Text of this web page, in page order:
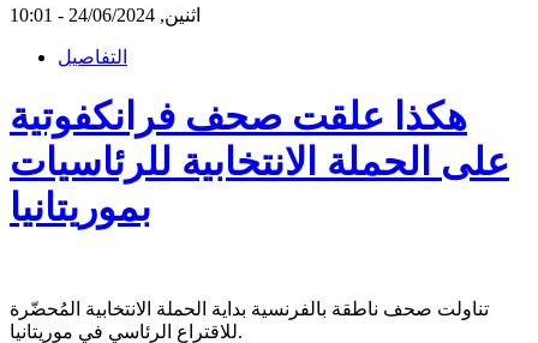
اثنين, 24/06/2024 - 10:01
التفاصيل
هكذا علقت صحف فرانكفوتية
على الحملة الانتخابية للرئاسيات
بموريتانيا
تناولت صحف ناطقة بالفرنسية بداية الحملة الانتخابية المُحضّرة
للاقتراع الرئاسي في موريتانيا.